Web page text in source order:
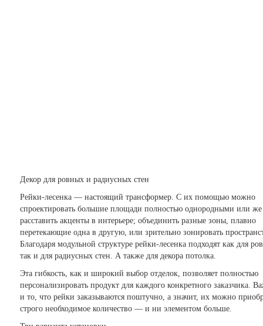
Декор для ровных и радиусных стен
Рейки-лесенка — настоящий трансформер. С их помощью можно
спроектировать большие площади полностью однородными или же
расставить акценты в интерьере; объединить разные зоны, плавно
перетекающие одна в другую, или зрительно зонировать
Благодаря модульной структуре рейки-лесенка подходят как для
так и для радиусных стен. А также для декора потолка.
Эта гибкость, как и широкий выбор отделок, позволяет полностью
персонализировать продукт для каждого конкретного заказчика.
и то, что рейки заказываются поштучно, а значит, их можно
строго необходимое количество — и ни элементом больше.